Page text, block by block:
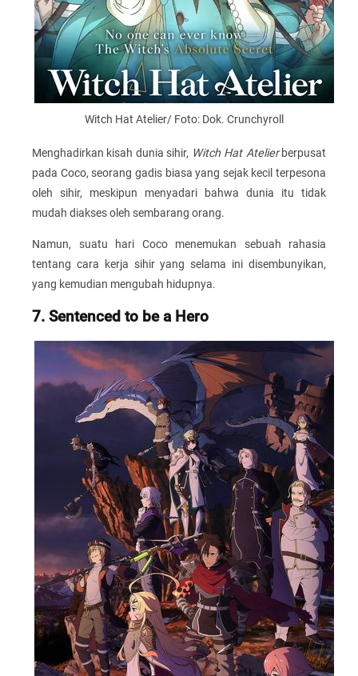
Witch Hat Atelier/ Foto: Dok. Crunchyroll
Menghadirkan kisah dunia sihir, Witch Hat Atelierberpusat
pada Coco, seorang gadis biasa yang sejak kecil terpesona
oleh sihir, meskipun menyadari bahwa dunia itu tidak
mudah diakses oleh sembarang orang.
Namun, suatu hari Coco menemukan sebuah rahasia
tentang cara kerja sihir yang selama ini disembunyikan,
yang kemudian mengubah hidupnya.
7. Sentenced to be a Hero